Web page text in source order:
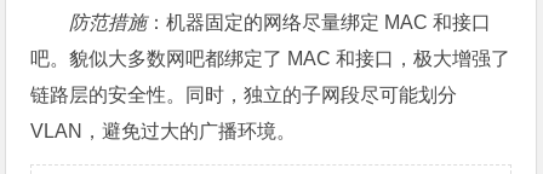
防范措施：机器固定的网络尽量绑定 MAC 和接口
吧。貌似大多数网吧都绑定了 MAC 和接口，极大增强了
链路层的安全性。同时，独立的子网段尽可能划分
VLAN，避免过大的广播环境。